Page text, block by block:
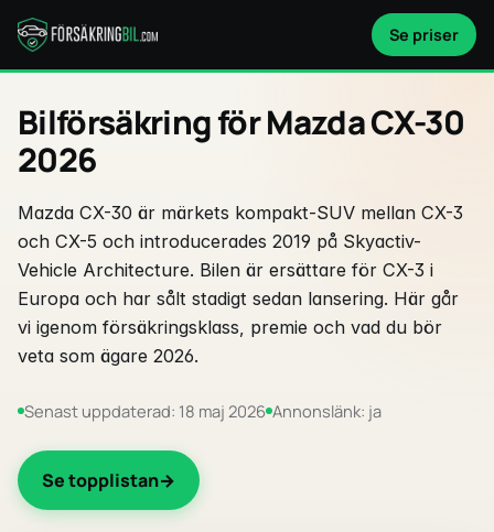
Se priser
Bilförsäkring för Mazda CX-30
2026
Mazda CX-30 är märkets kompakt-SUV mellan CX-3
och CX-5 och introducerades 2019 på Skyactiv-
Vehicle Architecture. Bilen är ersättare för CX-3 i
Europa och har sålt stadigt sedan lansering. Här går
vi igenom försäkringsklass, premie och vad du bör
veta som ägare 2026.
Senast uppdaterad: 18 maj 2026 Annonslänk: ja
Se topplistan